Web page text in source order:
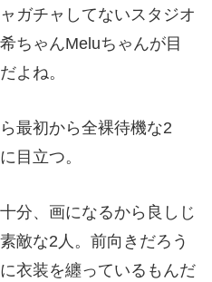
ガチャしてないスタジオ
ちゃんMeluちゃんが目
よね。
最初から全裸待機な2
目立つ。
分、画になるから良しじ
敵な2人。前向きだろう
衣装を纏っているもんだ